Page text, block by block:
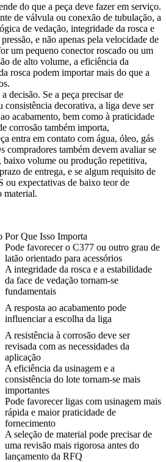
do que a peça deve fazer em serviço.
de válvula ou conexão de tubulação, a
de vedação, integridade da rosca e
e não apenas pela velocidade de
um pequeno conector roscado ou um
de alto volume, a eficiência da
rosca podem importar mais do que a
decisão. Se a peça precisar de
decorativa, a liga deve ser
acabamento, bem como à praticidade
corrosão também importa,
entra em contato com água, óleo, gás
compradores também devem avaliar se
baixo volume ou produção repetitiva,
de entrega, e se algum requisito de
ou expectativas de baixo teor de
material.
Por Que Isso Importa
Pode favorecer o C377 ou outro grau de
latão orientado para acessórios
A integridade da rosca e a estabilidade
da face de vedação tornam-se
fundamentais
A resposta ao acabamento pode
influenciar a escolha da liga
A resistência à corrosão deve ser
revisada com as necessidades da
aplicação
A eficiência da usinagem e a
consistência do lote tornam-se mais
importantes
Pode favorecer ligas com usinagem mais
rápida e maior praticidade de
fornecimento
A seleção de material pode precisar de
uma revisão mais rigorosa antes do
lançamento da RFQ